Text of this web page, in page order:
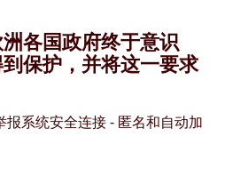
各国政府终于意识
保护，并将这一要求
系统安全连接 - 匿名和自动加